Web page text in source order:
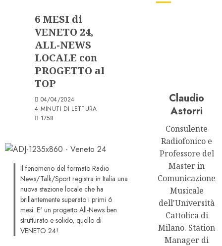
6 MESI di
VENETO 24,
ALL-NEWS
LOCALE con
PROGETTO al
TOP
04/04/2024
4 MINUTI DI LETTURA
1758
Il fenomeno del formato Radio
News/Talk/Sport registra in Italia una
nuova stazione locale che ha
brillantemente superato i primi 6
mesi. E' un progetto All-News ben
strutturato e solido, quello di
VENETO 24!
Claudio
Astorri
Consulente
Radiofonico e
Professore del
Master in
Comunicazione
Musicale
dell'Università
Cattolica di
Milano. Station
Manager di